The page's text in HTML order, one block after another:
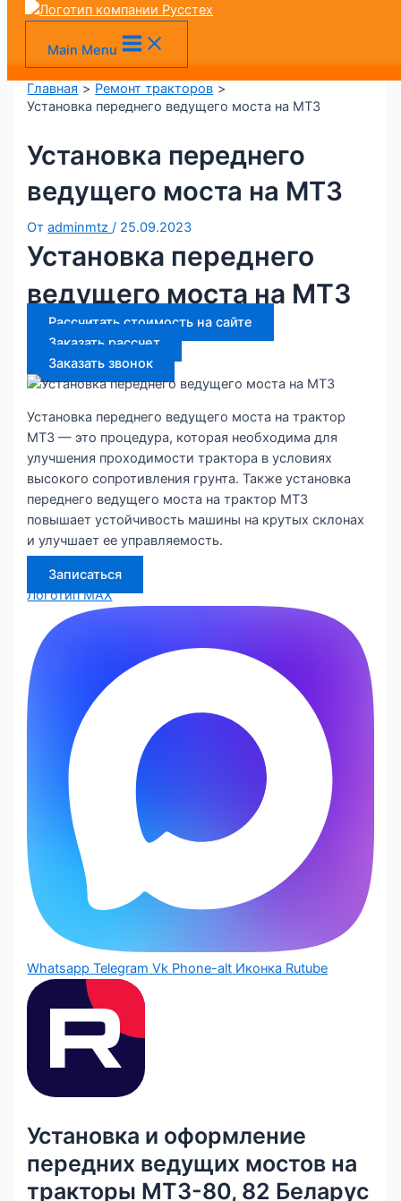
Перейти к содержимому
VK MAX Telegram
Main Menu
Главная
Ремонт тракторов
Установка переднего ведущего моста на МТЗ
Установка переднего
ведущего моста на МТЗ
Отadminmtz / 25.09.2023
Установка переднего
ведущего моста на МТЗ
Рассчитать стоимость на сайте
Заказать рассчет
Заказать звонок
Установка переднего ведущего моста на трактор
МТЗ — это процедура, которая необходима для
улучшения проходимости трактора в условиях
высокого сопротивления грунта. Также установка
переднего ведущего моста на трактор МТЗ
повышает устойчивость машины на крутых склонах
и улучшает ее управляемость.
Записаться
Логотип MAX
Whatsapp Telegram Vk Phone-alt Иконка Rutube
Установка и оформление
передних ведущих мостов на
тракторы МТЗ-80, 82 Беларус